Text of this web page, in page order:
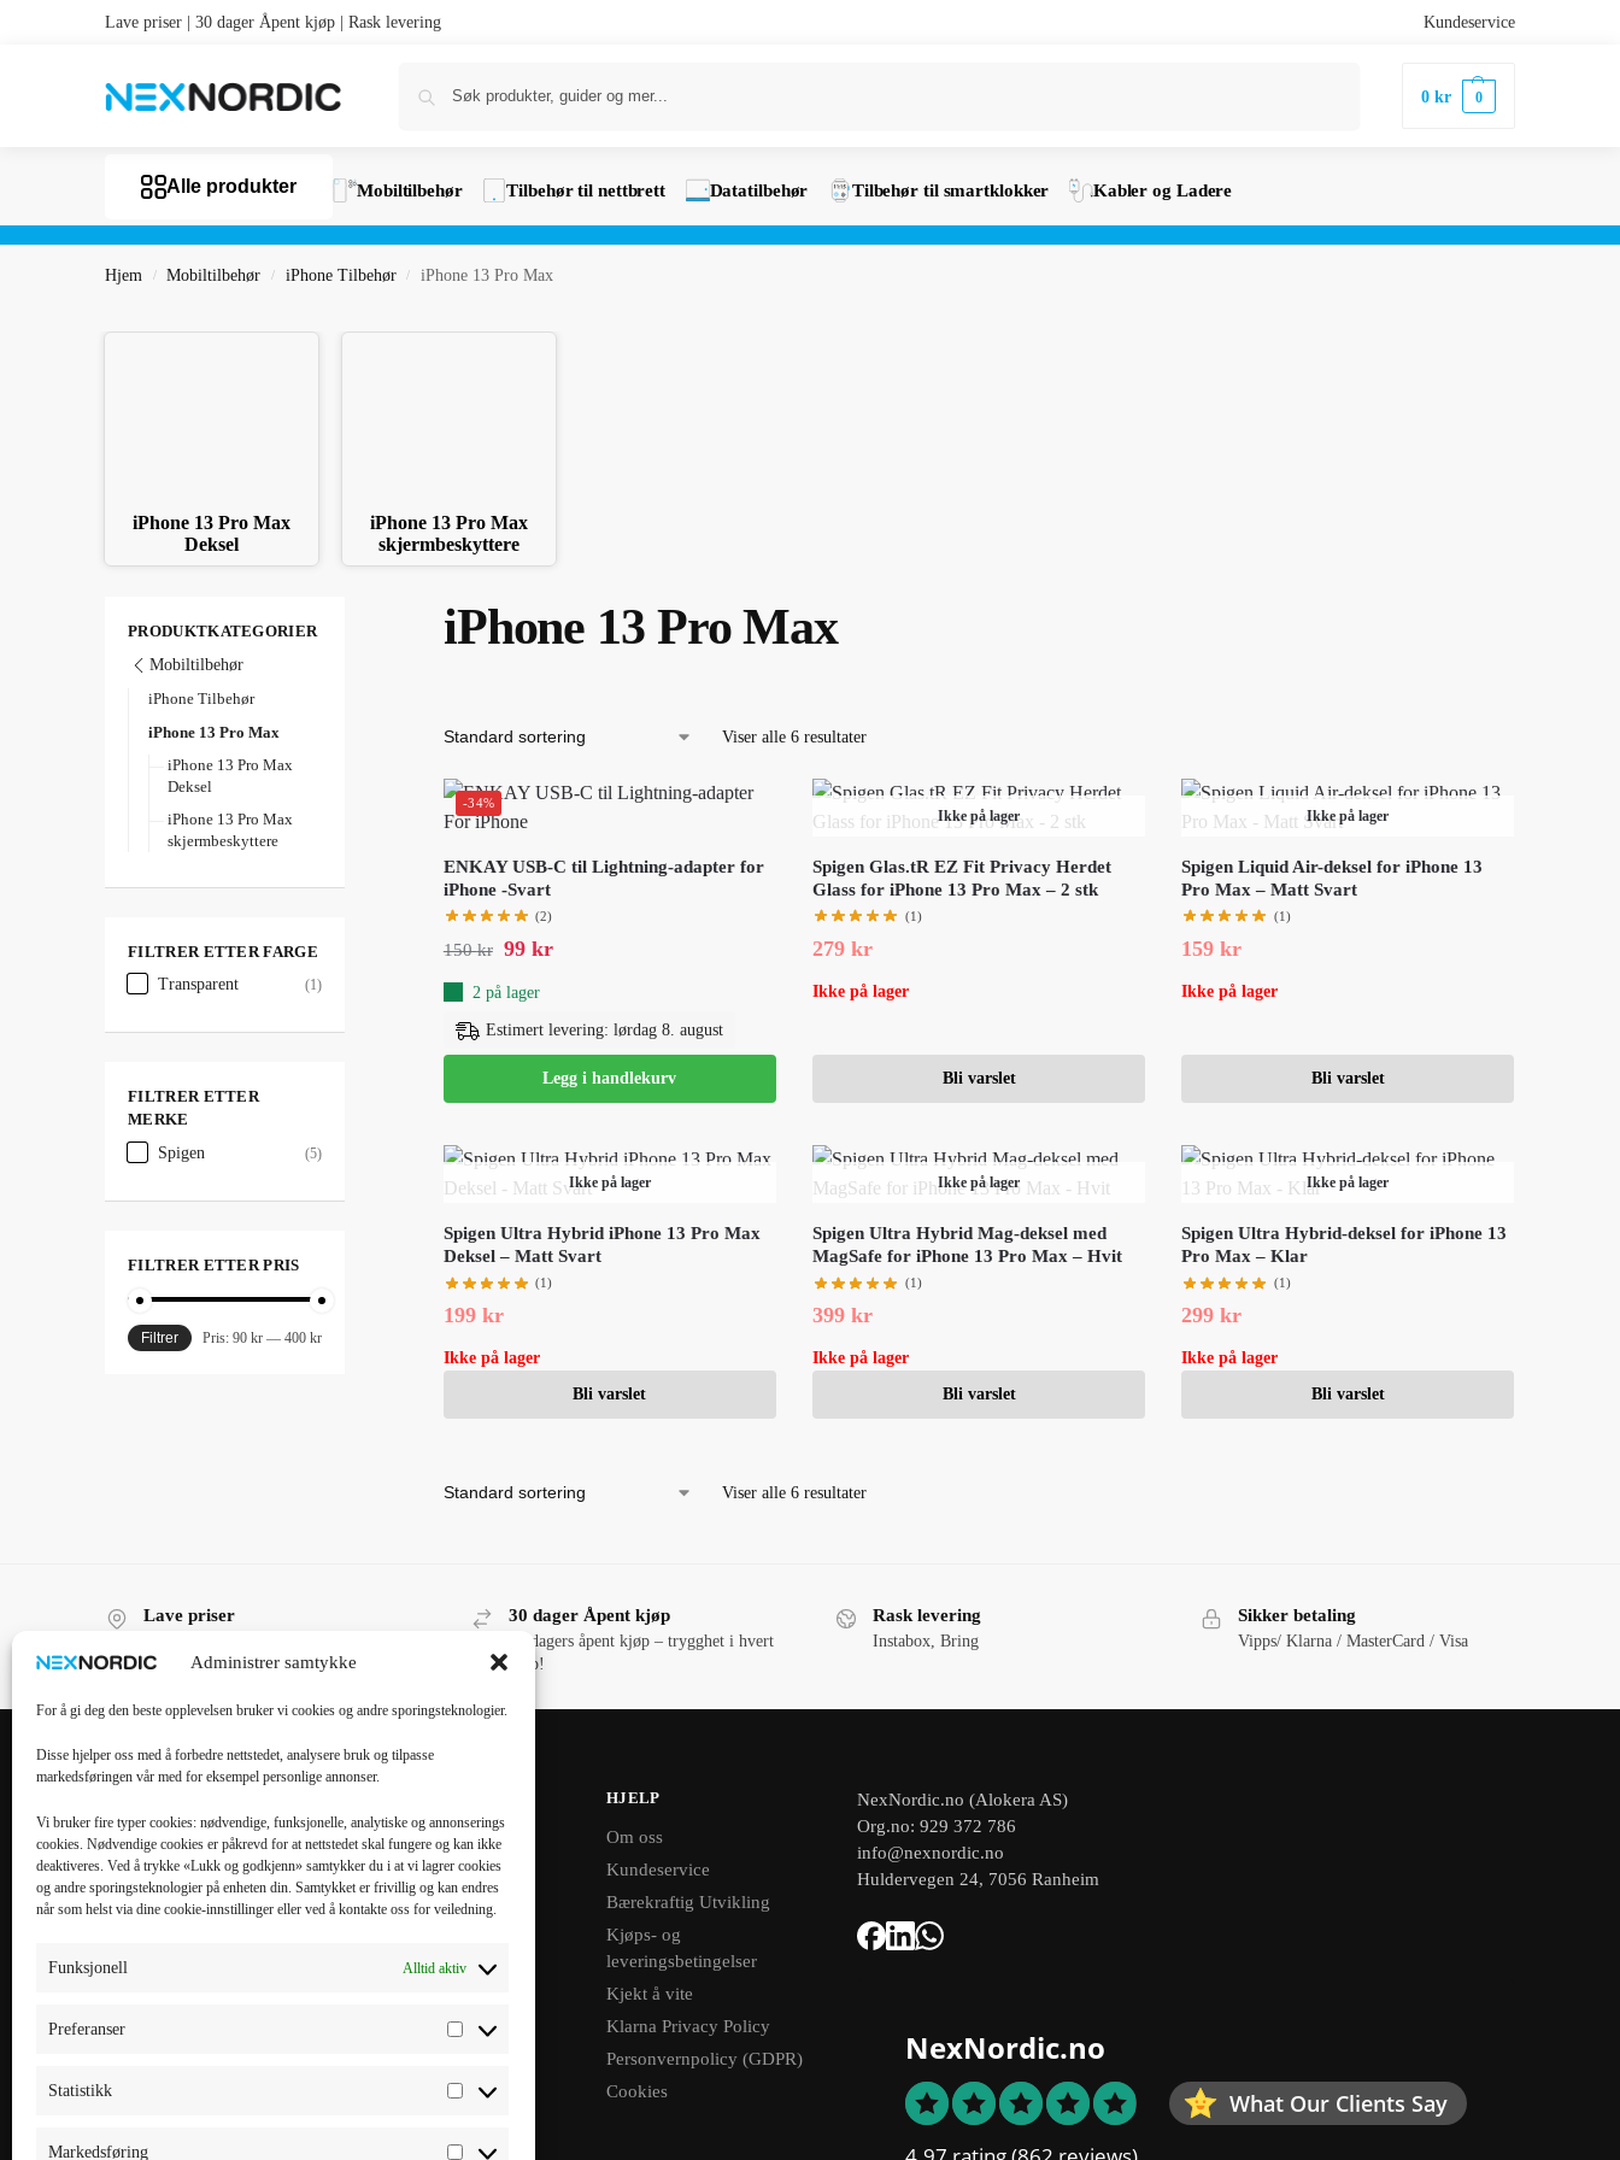
Administrer samtykke
For å gi deg den beste opplevelsen bruker vi cookies og andre sporingsteknologier.
Disse hjelper oss med å forbedre nettstedet, analysere bruk og tilpasse
markedsføringen vår med for eksempel personlige annonser.
Vi bruker fire typer cookies: nødvendige, funksjonelle, analytiske og annonserings
cookies. Nødvendige cookies er påkrevd for at nettstedet skal fungere og kan ikke
deaktiveres. Ved å trykke «Lukk og godkjenn» samtykker du i at vi lagrer cookies
og andre sporingsteknologier på enheten din. Samtykket er frivillig og kan endres
når som helst via dine cookie-innstillinger eller ved å kontakte oss for veiledning.
Funksjonell Alltid aktiv
Preferanser
Statistikk
Markedsføring
Lave priser | 30 dager Åpent kjøp | Rask levering Kundeservice
0kr 0
Alle produkter Mobiltilbehør Tilbehør til nettbrett Datatilbehør Tilbehør til smartklokker Kabler og Ladere
Hjem / Mobiltilbehør / iPhone Tilbehør / iPhone 13 Pro Max
iPhone 13 Pro Max
Deksel
iPhone 13 Pro Max
skjermbeskyttere
iPhone 13 Pro Max
Viser alle 6 resultater
-34%
ENKAY USB-C til Lightning-adapter for
iPhone -Svart
(2)
150kr 99 kr
2 på lager
Estimert levering: lørdag 8. august
Legg i handlekurv
Ikke på lager
Spigen Glas.tR EZ Fit Privacy Herdet
Glass for iPhone 13 Pro Max – 2 stk
(1)
279 kr
Ikke på lager
Bli varslet
Ikke på lager
Spigen Liquid Air-deksel for iPhone 13
Pro Max – Matt Svart
(1)
159kr
Ikke på lager
Bli varslet
Ikke på lager
Spigen Ultra Hybrid iPhone 13 Pro Max
Deksel – Matt Svart
(1)
199 kr
Ikke på lager
Bli varslet
Ikke på lager
Spigen Ultra Hybrid Mag-deksel med
MagSafe for iPhone 13 Pro Max – Hvit
(1)
399 kr
Ikke på lager
Bli varslet
Ikke på lager
Spigen Ultra Hybrid-deksel for iPhone 13
Pro Max – Klar
(1)
299kr
Ikke på lager
Bli varslet
Viser alle 6 resultater
PRODUKTKATEGORIER
Mobiltilbehør
iPhone Tilbehør
iPhone 13 Pro Max
iPhone 13 Pro Max
Deksel
iPhone 13 Pro Max
skjermbeskyttere
FILTRER ETTER FARGE
Transparent
(1)
FILTRER ETTER
MERKE
Spigen
(5)
FILTRER ETTER PRIS
Filtrer Pris: 90 kr— 400 kr
Lave priser 30 dager Åpent kjøp
30 dagers åpent kjøp – trygghet i hvert
kjøp!
Rask levering
Instabox, Bring
Sikker betaling
Vipps/ Klarna / MasterCard / Visa
KATEGORIER
Mobiltilbehør
Tilbehør til nettbrett
Kabler & Ladere
MOBILTILBEHØR
iPhone 16 Pro Max
iPhone 16 Pro
Galaxy S25 Plus
HJELP
Om oss
Kundeservice
Bærekraftig Utvikling
Kjøps- og
leveringsbetingelser
Kjekt å vite
Klarna Privacy Policy
Personvernpolicy (GDPR)
Cookies
NexNordic.no (Alokera AS)
Org.no: 929 372 786
info@nexnordic.no
Huldervegen 24, 7056 Ranheim
NexNordic.no
What Our Clients Say